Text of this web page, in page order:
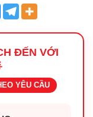
ĐẾN VỚI
YÊU CẦU